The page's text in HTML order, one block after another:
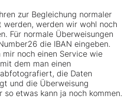
zur Begleichung normaler
werden, werden wir wohl noch
Für normale Überweisungen
die IBAN eingeben.
noch einen Service wie
dem man einen
die Daten
und die Überweisung
so etwas kann ja noch kommen.